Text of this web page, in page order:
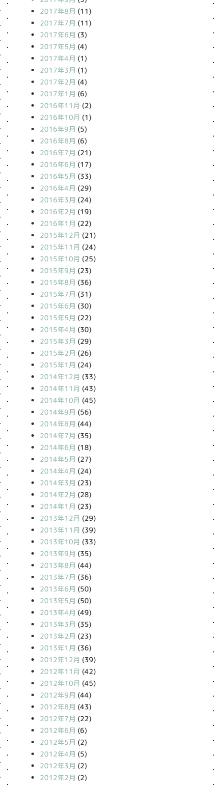
2017年8月 (11)
2017年7月 (11)
2017年6月 (3)
2017年5月 (4)
2017年4月 (1)
2017年3月 (1)
2017年2月 (4)
2017年1月 (6)
2016年11月 (2)
2016年10月 (1)
2016年9月 (5)
2016年8月 (6)
2016年7月 (21)
2016年6月 (17)
2016年5月 (33)
2016年4月 (29)
2016年3月 (24)
2016年2月 (19)
2016年1月 (22)
2015年12月 (21)
2015年11月 (24)
2015年10月 (25)
2015年9月 (23)
2015年8月 (36)
2015年7月 (31)
2015年6月 (30)
2015年5月 (22)
2015年4月 (30)
2015年3月 (29)
2015年2月 (26)
2015年1月 (24)
2014年12月 (33)
2014年11月 (43)
2014年10月 (45)
2014年9月 (56)
2014年8月 (44)
2014年7月 (35)
2014年6月 (18)
2014年5月 (27)
2014年4月 (24)
2014年3月 (23)
2014年2月 (28)
2014年1月 (23)
2013年12月 (29)
2013年11月 (39)
2013年10月 (33)
2013年9月 (35)
2013年8月 (44)
2013年7月 (36)
2013年6月 (50)
2013年5月 (50)
2013年4月 (49)
2013年3月 (35)
2013年2月 (23)
2013年1月 (36)
2012年12月 (39)
2012年11月 (42)
2012年10月 (45)
2012年9月 (44)
2012年8月 (43)
2012年7月 (22)
2012年6月 (6)
2012年5月 (2)
2012年4月 (5)
2012年3月 (2)
2012年2月 (2)